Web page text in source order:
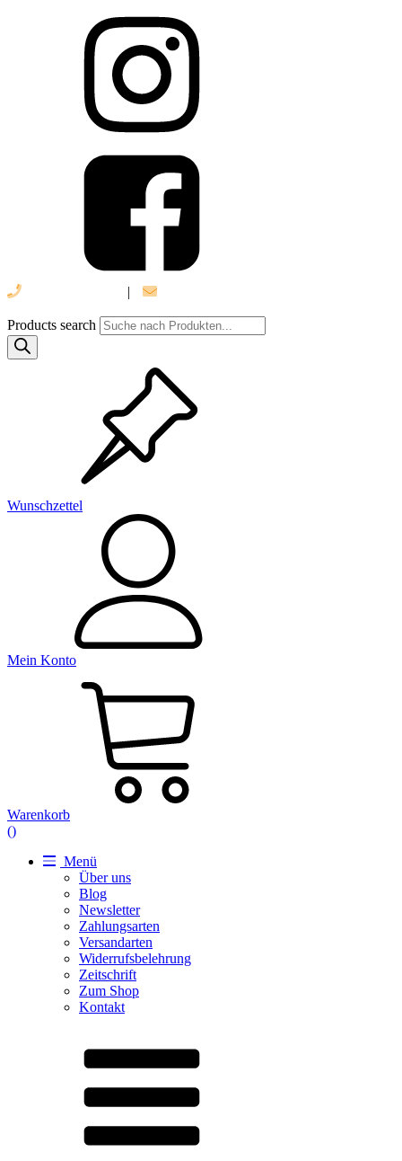
|
Products search
Wunschzettel
Mein Konto
Warenkorb
()
Menü
Über uns
Blog
Newsletter
Zahlungsarten
Versandarten
Widerrufsbelehrung
Zeitschrift
Zum Shop
Kontakt